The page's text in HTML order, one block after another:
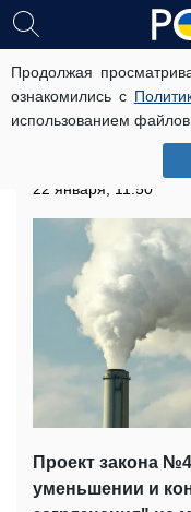
Продолжая
ознакомились с
использованием файлов
Принятие
иметь крайне
22 января, 11:50
Проект закона
уменьшении и